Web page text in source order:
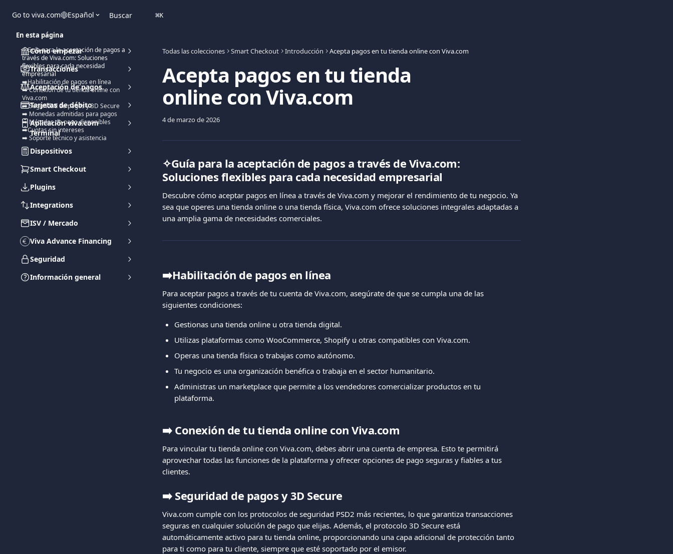
Go to viva.com Español Buscar ⌘K
Cómo empezar
Transacciones
Aceptación de pagos
Tarjetas de débito
Aplicación viva.com
Terminal
Dispositivos
Smart Checkout
Plugins
Integrations
ISV / Mercado
Viva Advance Financing
Seguridad
Información general
Todas las colecciones Smart Checkout Introducción Acepta pagos en tu tienda online con Viva.com
Acepta pagos en tu tienda
online con Viva.com
4 de marzo de 2026
✧Guía para la aceptación de pagos a través de Viva.com:
Soluciones flexibles para cada necesidad empresarial
Descubre cómo aceptar pagos en línea a través de Viva.com y mejorar el rendimiento de tu negocio. Ya
sea que operes una tienda online o una tienda física, Viva.com ofrece soluciones integrales adaptadas a
una amplia gama de necesidades comerciales.
➡️Habilitación de pagos en línea
Para aceptar pagos a través de tu cuenta de Viva.com, asegúrate de que se cumpla una de las
siguientes condiciones:
Gestionas una tienda online u otra tienda digital.
Utilizas plataformas como WooCommerce, Shopify u otras compatibles con Viva.com.
Operas una tienda física o trabajas como autónomo.
Tu negocio es una organización benéfica o trabaja en el sector humanitario.
Administras un marketplace que permite a los vendedores comercializar productos en tu
plataforma.
➡️ Conexión de tu tienda online con Viva.com
Para vincular tu tienda online con Viva.com, debes abrir una cuenta de empresa. Esto te permitirá
aprovechar todas las funciones de la plataforma y ofrecer opciones de pago seguras y fiables a tus
clientes.
➡️ Seguridad de pagos y 3D Secure
Viva.com cumple con los protocolos de seguridad PSD2 más recientes, lo que garantiza transacciones
seguras en cualquier solución de pago que elijas. Además, el protocolo 3D Secure está
automáticamente activo para tu tienda online, proporcionando una capa adicional de protección tanto
para ti como para tu cliente, siempre que esté soportado por el emisor.
En esta página
✧Guía para la aceptación de pagos a
través de Viva.com: Soluciones
flexibles para cada necesidad
empresarial
➡️Habilitación de pagos en línea
➡️ Conexión de tu tienda online con
Viva.com
➡️ Seguridad de pagos y 3D Secure
➡️ Monedas admitidas para pagos
➡️ Métodos de pago disponibles
➡️Cuotas sin intereses
➡️ Soporte técnico y asistencia